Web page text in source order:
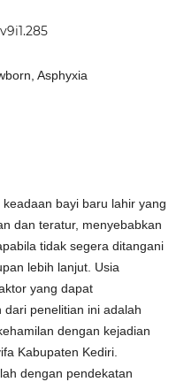
Asphyxia
keadaan bayi baru lahir yang
dan teratur, menyebabkan
tidak segera ditangani
lebih lanjut. Usia
yang dapat
dari penelitian ini adalah
dengan kejadian
Kabupaten Kediri.
dengan pendekatan